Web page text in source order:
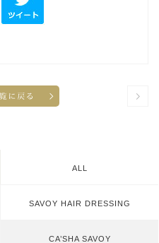
ALL
SAVOY HAIR DRESSING
CA’SHA SAVOY